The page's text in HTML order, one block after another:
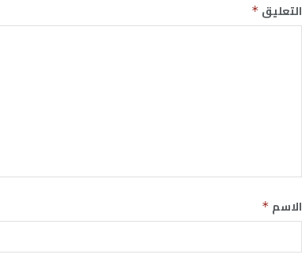
التعليق *
الاسم *